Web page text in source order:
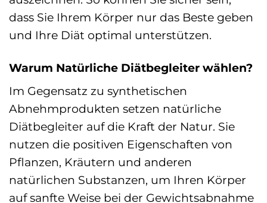
dass Sie Ihrem Körper nur das Beste geben
und Ihre Diät optimal unterstützen.
Warum Natürliche Diätbegleiter wählen?
Im Gegensatz zu synthetischen
Abnehmprodukten setzen natürliche
Diätbegleiter auf die Kraft der Natur. Sie
nutzen die positiven Eigenschaften von
Pflanzen, Kräutern und anderen
natürlichen Substanzen, um Ihren Körper
auf sanfte Weise bei der Gewichtsabnahme